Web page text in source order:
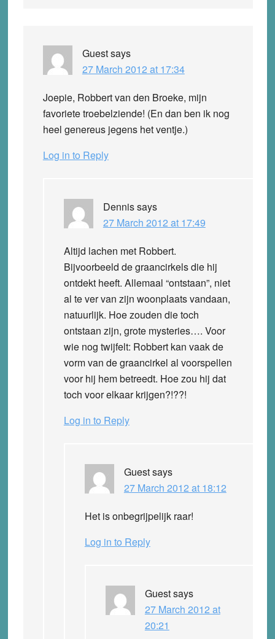
Guestsays
27 March 2012 at 17:34
Joepie, Robbert van den Broeke, mijn
favoriete troebelziende! (En dan ben ik nog
heel genereus jegens het ventje.)
Log in to Reply
Dennissays
27 March 2012 at 17:49
Altijd lachen met Robbert.
Bijvoorbeeld de graancirkels die hij
ontdekt heeft. Allemaal “ontstaan”, niet
al te ver van zijn woonplaats vandaan,
natuurlijk. Hoe zouden die toch
ontstaan zijn, grote mysteries…. Voor
wie nog twijfelt: Robbert kan vaak de
vorm van de graancirkel al voorspellen
voor hij hem betreedt. Hoe zou hij dat
toch voor elkaar krijgen?!??!
Log in to Reply
Guestsays
27 March 2012 at 18:12
Het is onbegrijpelijk raar!
Log in to Reply
Guestsays
27 March 2012 at
20:21